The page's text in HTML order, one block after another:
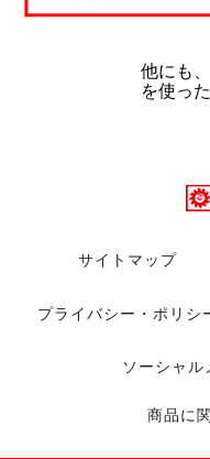
他にも
を使っ
サイトマップ
プライバシー・ポリシ
ソーシャル
商品に